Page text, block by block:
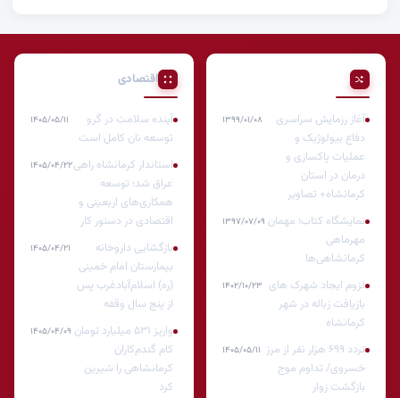
پیشنهادی
آغاز رزمایش سراسری
دفاع بیولوژیک و
عملیات پاکسازی و
درمان در استان
کرمانشاه+ تصاویر
۱۳۹۹/۰۱/۰۸
نمایشگاه کتاب؛ مهمان
مهرماهی
کرمانشاهی‌ها
۱۳۹۷/۰۷/۰۹
لزوم ایجاد شهرک های
بازیافت زباله در شهر
کرمانشاه
۱۴۰۲/۱۰/۲۳
تردد ۶۹۹ هزار نفر از مرز
خسروی/ تداوم موج
بازگشت زوار
۱۴۰۵/۰۵/۱۱
اقتصادی
آینده سلامت در گرو
توسعه نان کامل است
۱۴۰۵/۰۵/۱۱
استاندار کرمانشاه راهی
عراق شد؛ توسعه
همکاری‌های اربعینی و
اقتصادی در دستور کار
۱۴۰۵/۰۴/۲۲
بازگشایی داروخانه
بیمارستان امام خمینی
(ره) اسلام‌آبادغرب پس
از پنج سال وقفه
۱۴۰۵/۰۴/۲۱
واریز ۵۳۱ میلیارد تومان
کام گندم‌کاران
کرمانشاهی را شیرین
کرد
۱۴۰۵/۰۴/۰۹